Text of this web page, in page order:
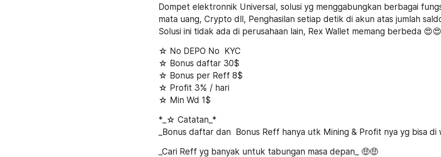
Dompet elektronnik Universal, solusi yg menggabungkan berbagai
mata uang, Crypto dll, Penghasilan setiap detik di akun atas jumlah
Solusi ini tidak ada di perusahaan lain, Rex Wallet memang berbeda 😍😍
☆ No DEPO No  KYC
☆ Bonus daftar 30$
☆ Bonus per Reff 8$
☆ Profit 3% / hari
☆ Min Wd 1$
*_☆ Catatan_*
_Bonus daftar dan  Bonus Reff hanya utk Mining & Profit nya yg bisa di
_Cari Reff yg banyak untuk tabungan masa depan_ 🤑🤑